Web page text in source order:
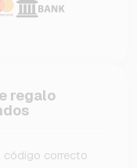
regalo
código correcto